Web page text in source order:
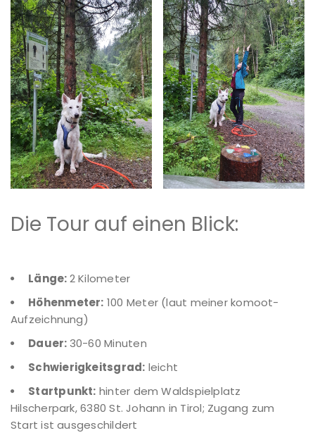
Die Tour auf einen Blick:
Länge:2 Kilometer
Höhenmeter: 100 Meter (laut meiner komoot-
Aufzeichnung)
Dauer: 30-60 Minuten
Schwierigkeitsgrad: leicht
Startpunkt: hinter dem Waldspielplatz
Hilscherpark, 6380 St. Johann in Tirol; Zugang zum
Start ist ausgeschildert